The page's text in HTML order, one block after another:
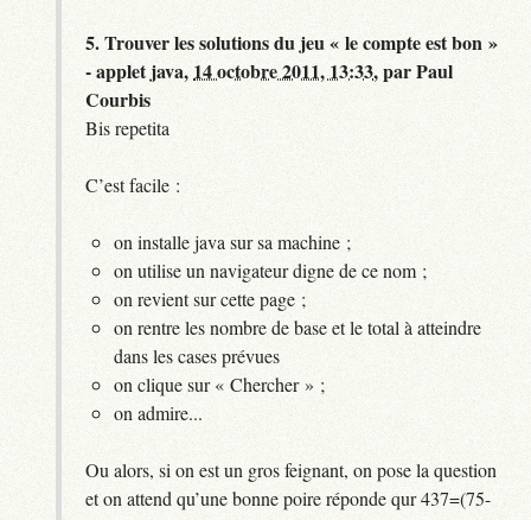
5.Trouver les solutions du jeu « le compte est bon »
- applet java, 14 octobre 2011, 13:33,parPaul
Courbis
Bis repetita
C’est facile :
on installe java sur sa machine ;
on utilise un navigateur digne de ce nom ;
on revient sur cette page ;
on rentre les nombre de base et le total à atteindre
dans les cases prévues
on clique sur « Chercher » ;
on admire...
Ou alors, si on est un gros feignant, on pose la question
et on attend qu’une bonne poire réponde qur 437=(75-